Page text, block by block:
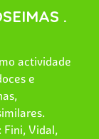
.
actividade
e
Fini, Vidal,